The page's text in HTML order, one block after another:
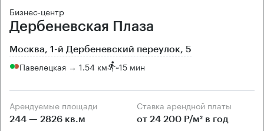
Бизнес-центр
Дербеневская Плаза
Москва, 1-й Дербеневский переулок, 5
Павелецкая → 1.54 км ~15 мин
Арендуемые площади
244 — 2826 кв.м
Ставка арендной платы
от 24 200 Р/м² в год